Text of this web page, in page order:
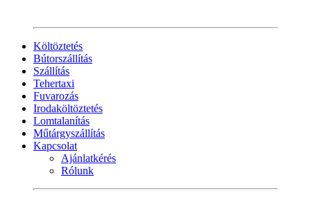
Költöztetés
Bútorszállítás
Szállítás
Tehertaxi
Fuvarozás
Irodaköltöztetés
Lomtalanítás
Műtárgyszállítás
Kapcsolat
Ajánlatkérés
Rólunk